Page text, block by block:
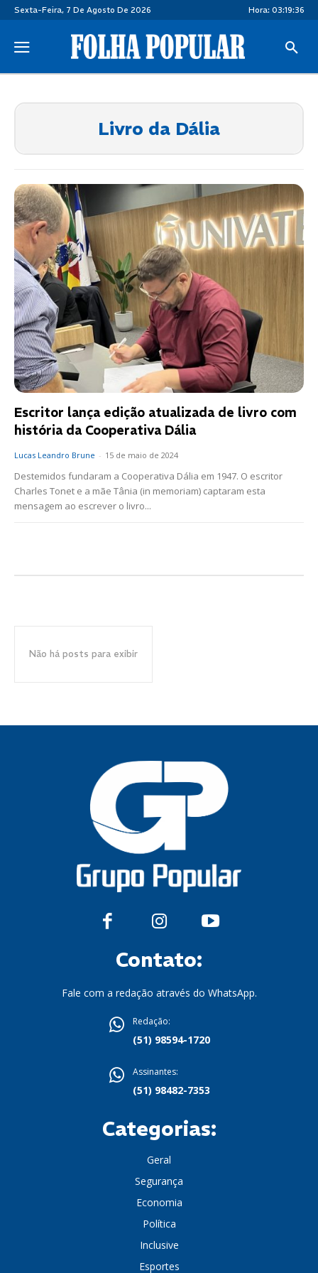
Sexta-Feira, 7 De Agosto De 2026 Hora: 03:19:37
Livro da Dália
Escritor lança edição atualizada de livro com
história da Cooperativa Dália
Lucas Leandro Brune - 15 de maio de 2024
Destemidos fundaram a Cooperativa Dália em 1947. O escritor
Charles Tonet e a mãe Tânia (in memoriam) captaram esta
mensagem ao escrever o livro...
Não há posts para exibir
Contato:
Fale com a redação através do WhatsApp.
Redação:
(51) 98594-1720
Assinantes:
(51) 98482-7353
Categorias:
Geral
Segurança
Economia
Política
Inclusive
Esportes